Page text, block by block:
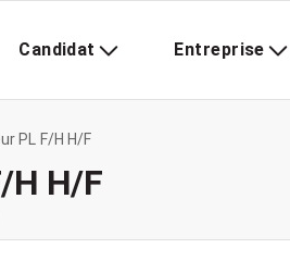
Candidat Entreprise
PL F/H H/F
H H/F